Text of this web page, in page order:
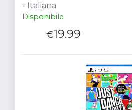
- Italiana
Disponibile
€19.99